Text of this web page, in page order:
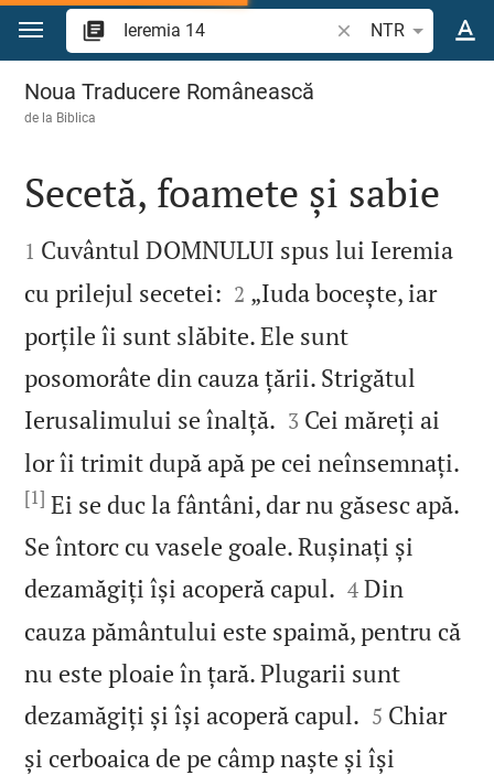
Sari la conținut
Căutați un verset
NTR
Ieremia 14
Noua Traducere Românească
de la Biblica

Secetă, foamete și sabie

1 Cuvântul DOMNULUI spus lui Ieremia
cu prilejul secetei: 

2 „Iuda bocește, iar
porțile îi sunt slăbite. Ele sunt
posomorâte din cauza țării. Strigătul
Ierusalimului se înalță. 

3 Cei măreți ai
lor îi trimit după apă pe cei neînsemnați.
[1] Ei se duc la fântâni, dar nu găsesc apă.
Se întorc cu vasele goale. Rușinați și
dezamăgiți își acoperă capul. 

4 Din
cauza pământului este spaimă, pentru că
nu este ploaie în țară. Plugarii sunt
dezamăgiți și își acoperă capul. 

5 Chiar
și cerboaica de pe câmp naște și își